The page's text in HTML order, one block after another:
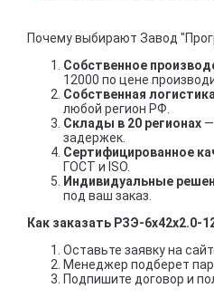
Почему выбирают Завод
Собственное
12000 по цене
Собственная логистика
любой регион РФ.
Склады в 20 регионах
задержек.
Сертифицированное
ГОСТ и ISO.
Индивидуальные
под ваш заказ.
Как заказать РЗЭ-6x42x2.0-
Оставьте заявку на
Менеджер подберет
Подпишите договор и